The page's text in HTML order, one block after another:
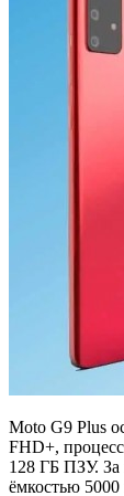
Moto G9 Plus
FHD+,
128 ГБ ПЗУ. За
ёмкостью 5000